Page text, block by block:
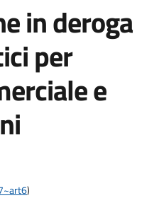
in deroga
per
e
)